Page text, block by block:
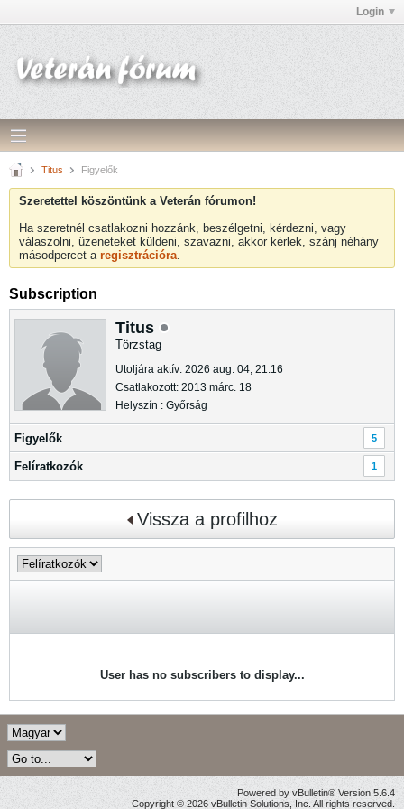
Login
Titus Figyelők
Szeretettel köszöntünk a Veterán fórumon!
Ha szeretnél csatlakozni hozzánk, beszélgetni, kérdezni, vagy
válaszolni, üzeneteket küldeni, szavazni, akkor kérlek, szánj néhány
másodpercet a regisztrációra.
Subscription
Titus
Törzstag
Utoljára aktív: 2026 aug. 04, 21:16
Csatlakozott: 2013 márc. 18
Helyszín : Győrság
Figyelők 5
Felíratkozók 1
Vissza a profilhoz
User has no subscribers to display...
Powered by vBulletin® Version 5.6.4
Copyright © 2026 vBulletin Solutions, Inc. All rights reserved.